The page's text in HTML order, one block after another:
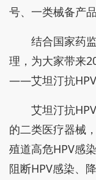
号、一类械备产
结合国家药
理，为大家带来
——艾坦汀抗HPV
艾坦汀抗
的二类医疗器械
殖道高危HPV感
阻断HPV感染、